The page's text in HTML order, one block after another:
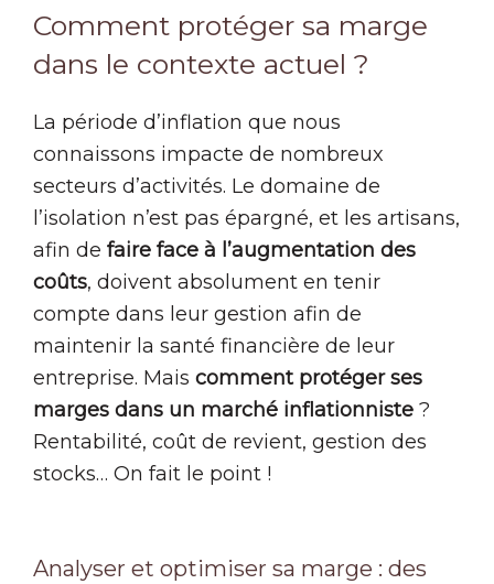
Comment protéger sa marge
dans le contexte actuel ?
La période d’inflation que nous
connaissons impacte de nombreux
secteurs d’activités. Le domaine de
l’isolation n’est pas épargné, et les artisans,
afin de faire face à l’augmentation des
coûts, doivent absolument en tenir
compte dans leur gestion afin de
maintenir la santé financière de leur
entreprise. Mais comment protéger ses
marges dans un marché inflationniste ?
Rentabilité, coût de revient, gestion des
stocks… On fait le point !
Analyser et optimiser sa marge : des